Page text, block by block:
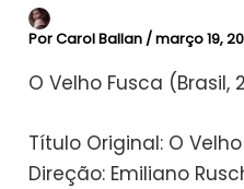
PorCarol Ballan /março 19,
O Velho Fusca (Brasil,
Título Original: O
Direção: Emiliano